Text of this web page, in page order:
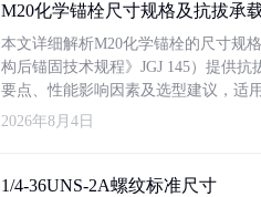
M20化学锚栓尺寸规格及抗拔承
本文详细解析M20化学锚栓的尺寸规
构后锚固技术规程》JGJ 145）提供
要点、性能影响因素及选型建议，适
2026年8月4日
1/4-36UNS-2A螺纹标准尺寸